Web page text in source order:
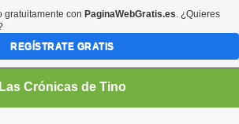
Las Crónicas de Tino
gratuitamente con PaginaWebGratis.es. ¿Quieres
REGÍSTRATE GRATIS